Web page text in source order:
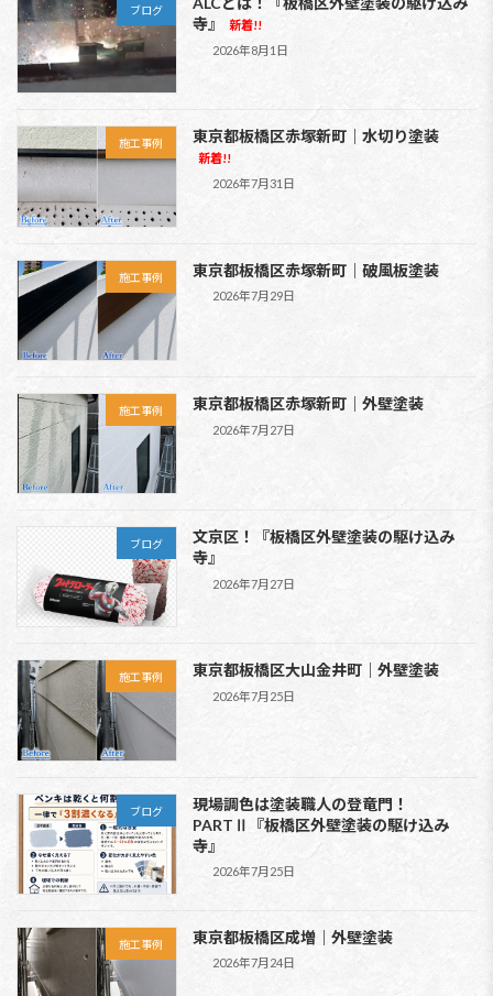
ブログ
寺』
新着!!
2026年8月1日
施工事例 東京都板橋区赤塚新町｜水切り塗装
新着!!
2026年7月31日
施工事例 東京都板橋区赤塚新町｜破風板塗装
2026年7月29日
施工事例 東京都板橋区赤塚新町｜外壁塗装
2026年7月27日
ブログ
文京区！『板橋区外壁塗装の駆け込み
寺』
2026年7月27日
施工事例 東京都板橋区大山金井町｜外壁塗装
2026年7月25日
ブログ
現場調色は塗装職人の登竜門！
PARTⅡ『板橋区外壁塗装の駆け込み
寺』
2026年7月25日
施工事例 東京都板橋区成増｜外壁塗装
2026年7月24日